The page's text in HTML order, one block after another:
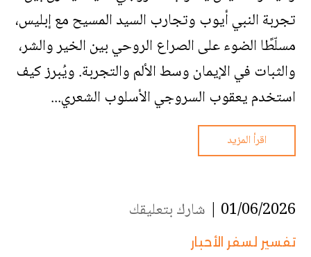
تجربة النبي أيوب وتجارب السيد المسيح مع إبليس،
مسلّطًا الضوء على الصراع الروحي بين الخير والشر،
والثبات في الإيمان وسط الألم والتجربة. ويُبرز كيف
استخدم يعقوب السروجي الأسلوب الشعري...
اقرأ المزيد
01/06/2026 | شارك بتعليقك
تفسير لسفر الأحبار